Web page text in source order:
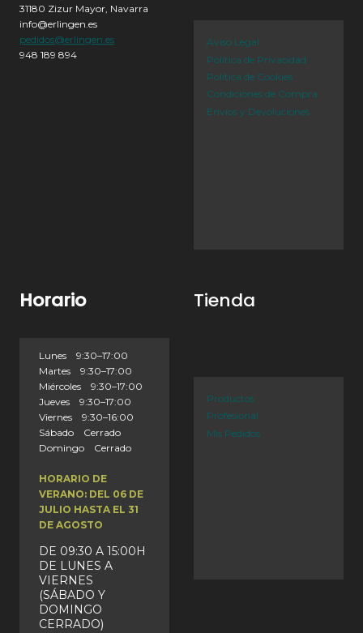
31180 Zizur Mayor, Navarra
info@erlingen.es
pedidos@erlingen.es
948 189 894
Aviso Legal
Política de Privacidad
Política de Cookies
Condiciones de Compra
Envíos y Devoluciones
Horario
Lunes 9:30–17:00
Martes 9:30–17:00
Miércoles 9:30–17:00
Jueves 9:30–17:00
Viernes 9:30–16:00
Sábado Cerrado
Domingo Cerrado
HORARIO DE
VERANO: DEL 06 DE
JULIO HASTA EL 31
DE AGOSTO
DE 09:30 A 15:00H
DE LUNES A
VIERNES
(SÁBADO Y
DOMINGO
CERRADO)
Tienda
Productos
Profesional
Mis Pedidos